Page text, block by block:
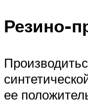
Резино-
ее